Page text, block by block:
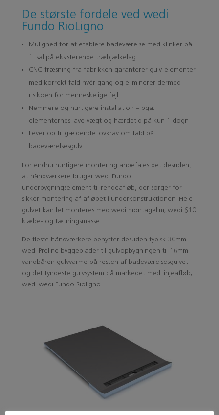
De største fordele ved wedi
Fundo RioLigno
Mulighed for at etablere badeværelse med klinker på
1. sal på eksisterende træbjælkelag
CNC-fræsning fra fabrikken garanterer gulv-elementer
med korrekt fald hvér gang og eliminerer dermed
risikoen for menneskelige fejl
Nemmere og hurtigere installation – pga.
elementernes lave vægt og hærdetid på kun 1 døgn
Lever op til gældende lovkrav om fald på
badeværelsesgulv
For endnu hurtigere montering anbefales det desuden,
at håndværkere bruger wedi Fundo
underbygningselement til rendeafløb, der sørger for
sikker montering af afløbet i underkonstruktionen. Hele
gulvet kan let monteres med wedi montagelim; wedi 610
klæbe- og tætningsmasse.
De fleste håndværkere benytter desuden typisk 30mm
wedi Preline byggeplader til gulvopbygningen til 16mm
vandbåren gulvvarme på resten af badeværelsesgulvet –
og det tyndeste gulvsystem på markedet med linjeafløb;
wedi wedi Fundo Rioligno.